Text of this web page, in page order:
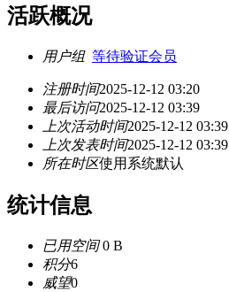
活跃概况
用户组 等待验证会员
注册时间2025-12-12 03:20
最后访问2025-12-12 03:39
上次活动时间2025-12-12 03:39
上次发表时间2025-12-12 03:39
所在时区使用系统默认
统计信息
已用空间0 B
积分6
威望0